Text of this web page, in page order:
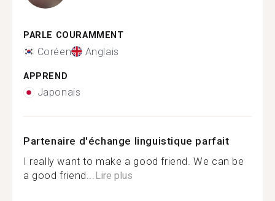
PARLE COURAMMENT
Coréen Anglais
APPREND
Japonais
Partenaire d'échange linguistique parfait
I really want to make a good friend. We can be
a good friend...Lire plus